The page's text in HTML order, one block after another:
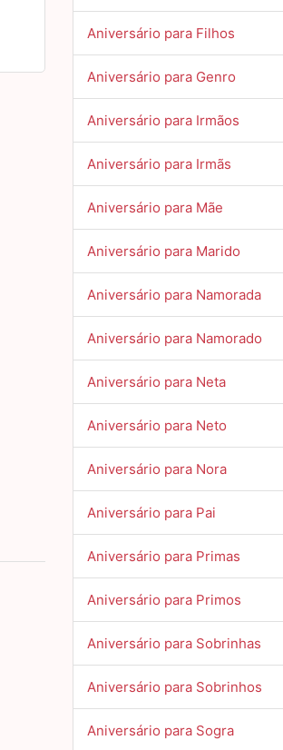
Aniversário para Filhos
Aniversário para Genro
Aniversário para Irmãos
Aniversário para Irmãs
Aniversário para Mãe
Aniversário para Marido
Aniversário para Namorada
Aniversário para Namorado
Aniversário para Neta
Aniversário para Neto
Aniversário para Nora
Aniversário para Pai
Aniversário para Primas
Aniversário para Primos
Aniversário para Sobrinhas
Aniversário para Sobrinhos
Aniversário para Sogra